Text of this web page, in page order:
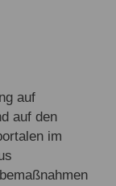
auf
auf den
im